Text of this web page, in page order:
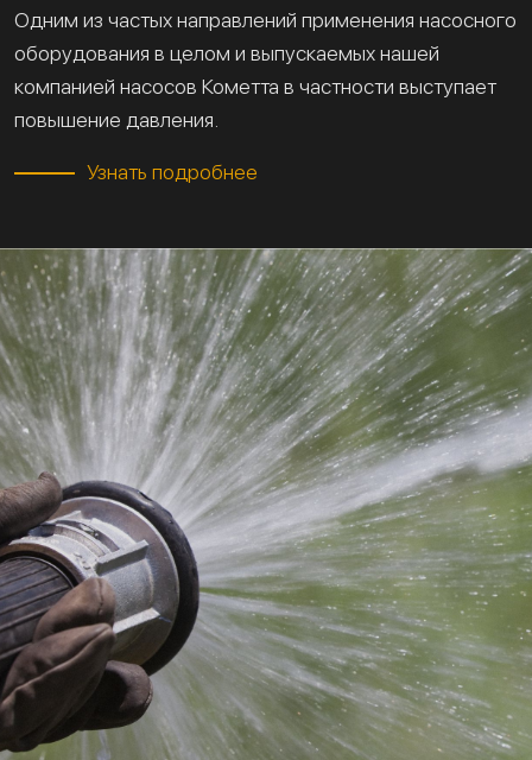
Одним из частых направлений применения насосного
оборудования в целом и выпускаемых нашей
компанией насосов Кометта в частности выступает
повышение давления.
Узнать подробнее